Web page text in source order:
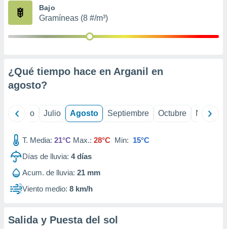
publicidad
1199
Bajo
Gramíneas (8 #/m³)
¿Qué tiempo hace en Arganil en
agosto?
Junio Julio Agosto Septiembre Octubre
T. Media: 21°C Max.: 28°C Min: 15°C
Días de lluvia: 4días
Acum. de lluvia: 21 mm
Viento medio: 8 km/h
Salida y Puesta del sol